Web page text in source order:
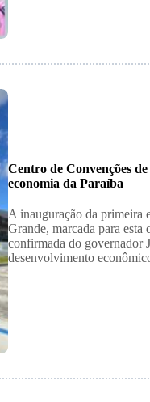
Centro de Convenções
economia da Paraíba
A inauguração da primeira
Grande, marcada para
confirmada do governador
desenvolvimento